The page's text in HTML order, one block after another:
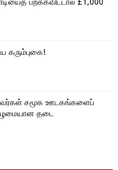
கரும்புகை!
சமூக ஊடகங்களைப்
தடை